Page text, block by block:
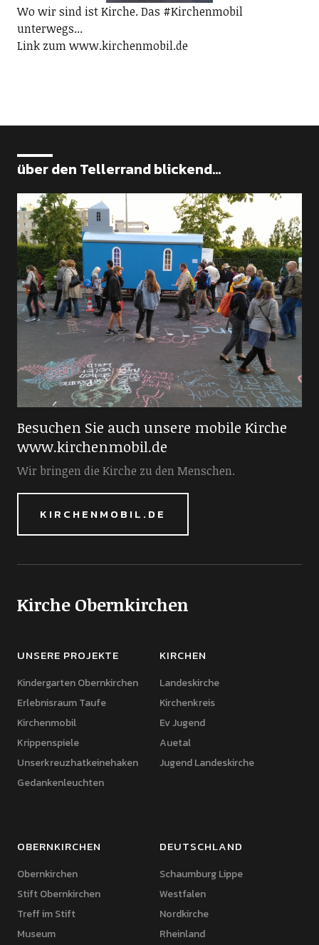
Wo wir sind ist Kirche. Das #Kirchenmobil
unterwegs...
Link zum www.kirchenmobil.de
über den Tellerrand blickend...
Besuchen Sie auch unsere mobile Kirche
www.kirchenmobil.de
Wir bringen die Kirche zu den Menschen.
KIRCHENMOBIL.DE
Kirche Obernkirchen
UNSERE PROJEKTE
Kindergarten Obernkirchen
Erlebnisraum Taufe
Kirchenmobil
Krippenspiele
Unserkreuzhatkeinehaken
Gedankenleuchten
KIRCHEN
Landeskirche
Kirchenkreis
Ev Jugend
Auetal
Jugend Landeskirche
OBERNKIRCHEN
Obernkirchen
Stift Obernkirchen
Treff im Stift
Museum
DEUTSCHLAND
Schaumburg Lippe
Westfalen
Nordkirche
Rheinland